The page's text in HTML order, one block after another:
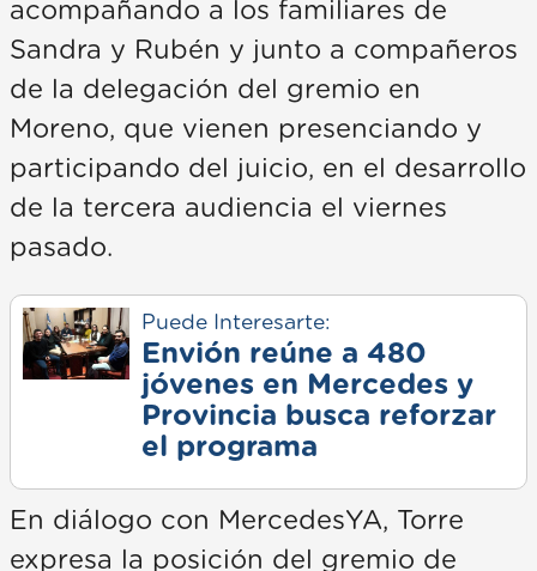
acompañando a los familiares de
Sandra y Rubén y junto a compañeros
de la delegación del gremio en
Moreno, que vienen presenciando y
participando del juicio, en el desarrollo
de la tercera audiencia el viernes
pasado.
Puede Interesarte:
Envión reúne a 480
jóvenes en Mercedes y
Provincia busca reforzar
el programa
En diálogo con MercedesYA, Torre
expresa la posición del gremio de